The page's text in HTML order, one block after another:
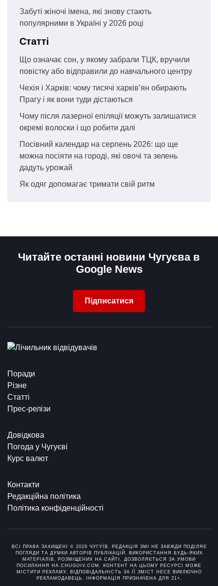
Забуті жіночі імена, які знову стають
популярними в Україні у 2026 році
Статті
Що означає сон, у якому забрали ТЦК, вручили
повістку або відправили до навчального центру
Чехія і Харків: чому тисячі харків’ян обирають
Прагу і як вони туди дістаються
Чому після лазерної епіляції можуть залишатися
окремі волоски і що робити далі
Посівний календар на серпень 2026: що ще
можна посіяти на городі, які овочі та зелень
дадуть урожай
Як одяг допомагає тримати свій ритм
Читайте останні новини Чугуєва в
Google News
Підписатися
Поради
Різне
Статті
Прес-релізи
Довідкова
Погода у Чугуєві
Курс валют
Контакти
Редакційна політика
Політика конфіденційності
ВСІ ПРАВА ЗАХИЩЕНІ © 2026 ЧУГУЇВ. РЕДАКЦІЯ ЗМІ НЕ ЗАВЖДИ ПОДІЛЯЄ
ПОГЛЯДИ ТА ДУМКИ АВТОРІВ ПУБЛІКАЦІЙ. ВИКОРИСТАННЯ БУДЬ-ЯКИХ
МАТЕРІАЛІВ, РОЗМІЩЕНИХ НА САЙТІ, ДОЗВОЛЯЄТЬСЯ ЗА УМОВИ
ПОСИЛАННЯ НА CHUGUIV.COM. КОНТЕНТ НА ЦЬОМУ РЕСУРСІ МОЖЕ
МІСТИТИ РЕКЛАМУ. ВІДПОВІДАЛЬНІСТЬ ЗА ЇЇ ЗМІСТ НЕСЕ ВИКЛЮЧНО
РЕКЛАМОДАВЕЦЬ. ІНФОРМАЦІЯ ПРИЗНАЧЕНА ДЛЯ 21+.